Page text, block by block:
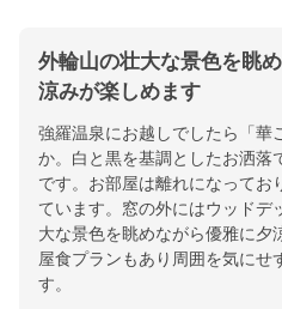
外輪山の壮大な景色を眺
涼みが楽しめます
強羅温泉にお越しでしたら「華
か。白と黒を基調としたお洒落
です。お部屋は離れになってお
ています。窓の外にはウッドデ
大な景色を眺めながら優雅に夕
屋食プランもあり周囲を気にせ
す。